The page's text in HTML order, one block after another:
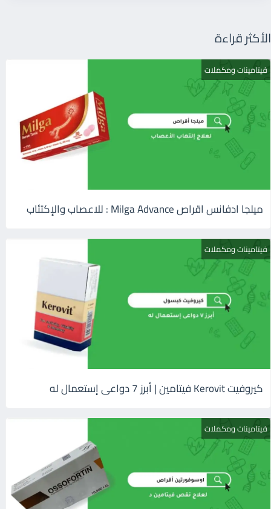
الأكثر قراءة
فيتامينات ومكملات
ميلجا ادفانس اقراص Milga Advance : للاعصاب والإكتئاب
فيتامينات ومكملات
كيروفيت Kerovit فيتامين | أبرز 7 دواعى إستعمال له
فيتامينات ومكملات